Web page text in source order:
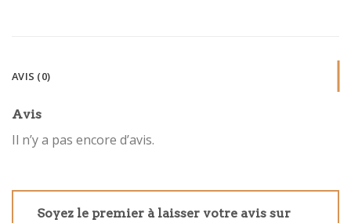
AVIS (0)
Avis
Il n’y a pas encore d’avis.
Soyez le premier à laisser votre avis sur